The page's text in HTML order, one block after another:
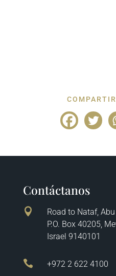
Contáctanos

Road to Nataf,
P.O. Box 40205,
Israel 9140101
 +972 2 622 4100